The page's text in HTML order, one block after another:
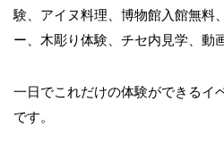
験、アイヌ料理、博物館入館無料
ー、木彫り体験、チセ内見学、動
一日でこれだけの体験ができるイ
です。